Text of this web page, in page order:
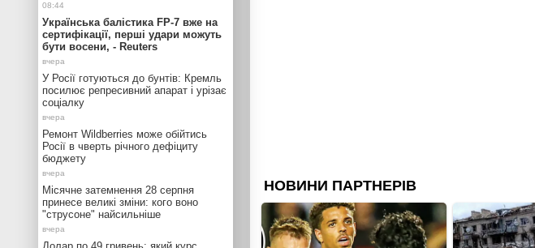
Українська балістика FP-7 вже на
сертифікації, перші удари можуть
бути восени, - Reuters
У Росії готуються до бунтів: Кремль
посилює репресивний апарат і урізає
соціалку
Ремонт Wildberries може обійтись
Росії в чверть річного дефіциту
бюджету
Місячне затемнення 28 серпня
принесе великі зміни: кого воно
"струсоне" найсильніше